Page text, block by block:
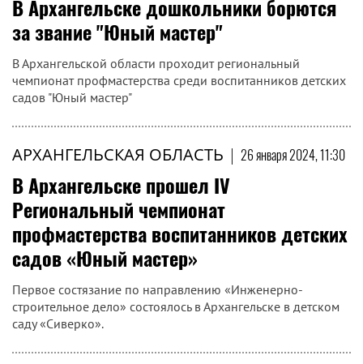
В Архангельске дошкольники борются
за звание "Юный мастер"
В Архангельской области проходит региональный
чемпионат профмастерства среди воспитанников детских
садов "Юный мастер"
АРХАНГЕЛЬСКАЯ ОБЛАСТЬ | 26 января 2024, 11:30
В Архангельске прошел IV
Региональный чемпионат
профмастерства воспитанников детских
садов «Юный мастер»
Первое состязание по направлению «Инженерно-
строительное дело» состоялось в Архангельске в детском
саду «Сиверко».